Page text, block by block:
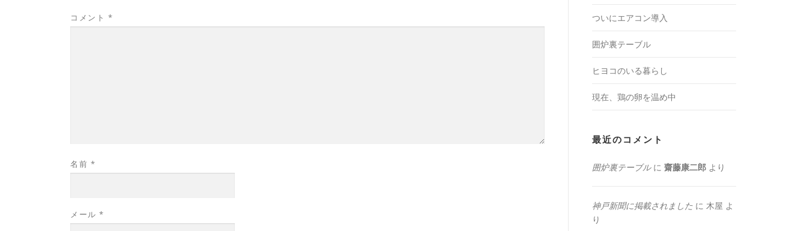
コメント *
名前 *
メール *
ついにエアコン導入
囲炉裏テーブル
ヒヨコのいる暮らし
現在、鶏の卵を温め中
最近のコメント
囲炉裏テーブルに 齋藤康二郎 より
神戸新聞に掲載されました に 木屋 よ
り